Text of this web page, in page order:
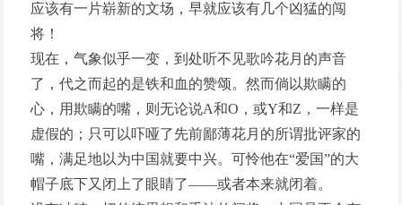
应该有一片崭新的文场，早就应该有几个凶猛的闯
将！
现在，气象似乎一变，到处听不见歌吟花月的声音
了，代之而起的是铁和血的赞颂。然而倘以欺瞒的
心，用欺瞒的嘴，则无论说A和O，或Y和Z，一样是
虚假的；只可以吓哑了先前鄙薄花月的所谓批评家的
嘴，满足地以为中国就要中兴。可怜他在“爱国”的大
帽子底下又闭上了眼睛了——或者本来就闭着。